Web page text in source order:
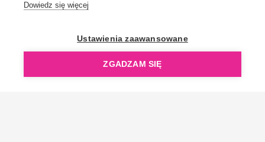
Dowiedz się więcej
Ustawienia zaawansowane
ZGADZAM SIĘ
OpenGift jest częścią ReflectGroup.